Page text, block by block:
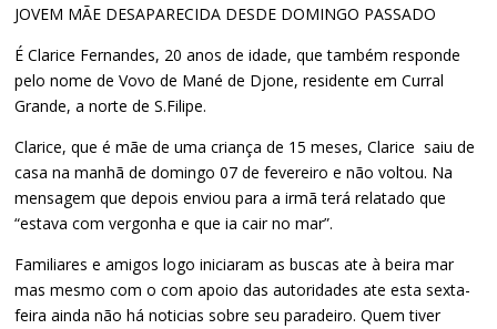
JOVEM MÃE DESAPARECIDA DESDE DOMINGO PASSADO
É Clarice Fernandes, 20 anos de idade, que também responde
pelo nome de Vovo de Mané de Djone, residente em Curral
Grande, a norte de S.Filipe.
Clarice, que é mãe de uma criança de 15 meses, Clarice saiu de
casa na manhã de domingo 07 de fevereiro e não voltou. Na
mensagem que depois enviou para a irmã terá relatado que
“estava com vergonha e que ia cair no mar”.
Familiares e amigos logo iniciaram as buscas ate à beira mar
mas mesmo com o com apoio das autoridades ate esta sexta-
feira ainda não há noticias sobre seu paradeiro. Quem tiver